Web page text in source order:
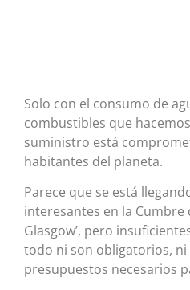
Solo con el consumo de
combustibles que
suministro está
habitantes del planeta.
Parece que se está
interesantes en la Cumbre
Glasgow’, pero
todo ni son obligatorios, ni
presupuestos necesarios